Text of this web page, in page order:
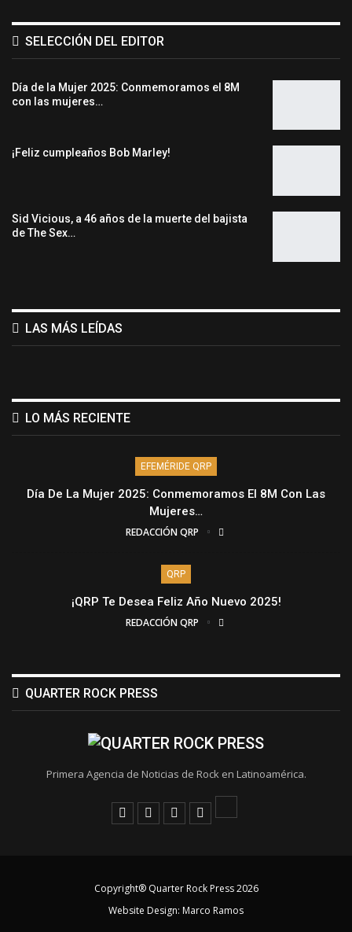
SELECCIÓN DEL EDITOR
Día de la Mujer 2025: Conmemoramos el 8M
con las mujeres…
¡Feliz cumpleaños Bob Marley!
Sid Vicious, a 46 años de la muerte del bajista
de The Sex…
LAS MÁS LEÍDAS
LO MÁS RECIENTE
EFEMÉRIDE QRP
Día De La Mujer 2025: Conmemoramos El 8M Con Las
Mujeres…
REDACCIÓN QRP
QRP
¡QRP Te Desea Feliz Año Nuevo 2025!
REDACCIÓN QRP
QUARTER ROCK PRESS
Primera Agencia de Noticias de Rock en Latinoamérica.
Copyright® Quarter Rock Press 2026
Website Design: Marco Ramos